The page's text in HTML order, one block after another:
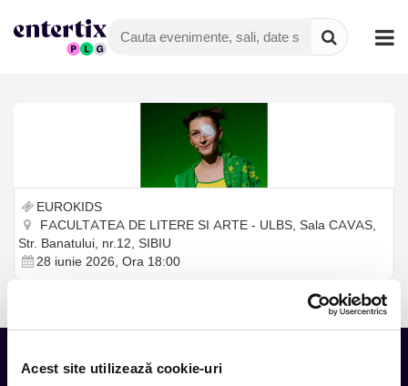
Acest site utilizează cookie-uri
EUROKIDS
FACULTATEA DE LITERE SI ARTE - ULBS, Sala CAVAS,
Str. Banatului, nr.12, SIBIU
28 iunie 2026, Ora 18:00